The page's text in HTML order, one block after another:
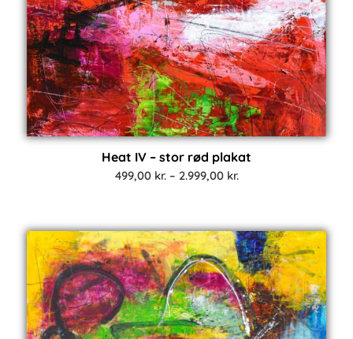
Heat IV – stor rød plakat
499,00 kr. – 2.999,00 kr.Prisinterval: